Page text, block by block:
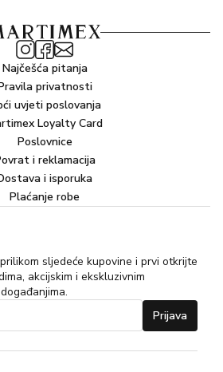
Najčešća pitanja
privatnosti
uvjeti poslovanja
Loyalty Card
Poslovnice
i reklamacija
i isporuka
Plaćanje robe
sljedeće kupovine i prvi otkrijte
akcijskim i ekskluzivnim
Prijava